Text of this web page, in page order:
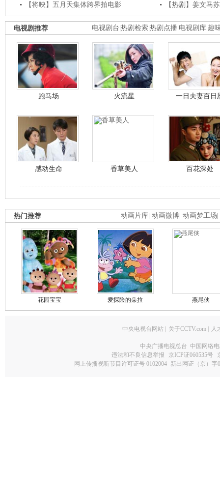
【将映】五月天集体跨界拍电影
【热剧】姜文马
电视剧台 热剧检索 热剧点播 电视剧库 趣
电视剧推荐
跑马场 火流星 一日夫妻百日
感动生命 香草美人 百花深处
动画片库 动画微博 动画梦工场
热门推荐
花园宝宝 爱探险的朵拉 燕尾侠
中央电视台网站 关于CCTV.com 人
中央广播电视总台 中国网络
违法和不良信息举报
京ICP证060535号
网上传播视听节目许可证号 0102004 新出网证（京）